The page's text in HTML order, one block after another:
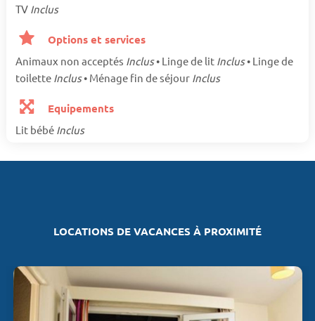
TV Inclus
Options et services
Animaux non acceptés Inclus• Linge de lit Inclus• Linge de
toilette Inclus• Ménage fin de séjour Inclus
Equipements
Lit bébé Inclus
LOCATIONS DE VACANCES À PROXIMITÉ